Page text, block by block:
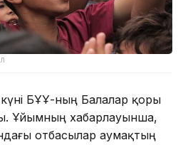
күні БҰҰ-ның Балалар қоры
Ұйымның хабарлауынша,
отбасылар аумақтың